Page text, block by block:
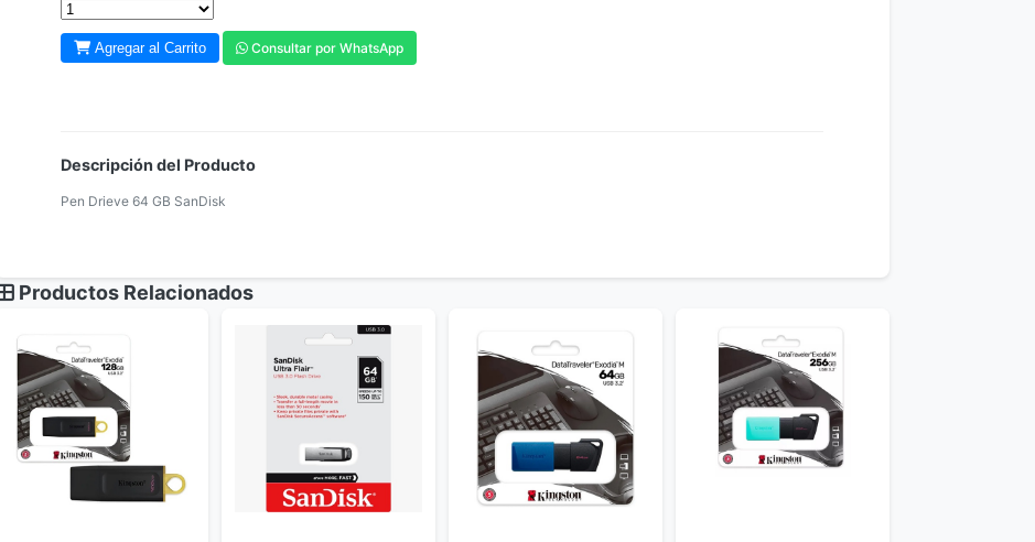
Agregar al Carrito Consultar por WhatsApp
Descripción del Producto
Pen Drieve 64 GB SanDisk
Productos Relacionados